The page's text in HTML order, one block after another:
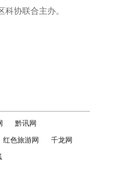
区科协联合主办。
黔讯网
红色旅游网
千龙网